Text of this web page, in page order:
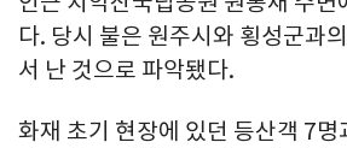
다. 당시 불은 원주시와 횡성군과
서 난 것으로 파악됐다.
화재 초기 현장에 있던 등산객 7